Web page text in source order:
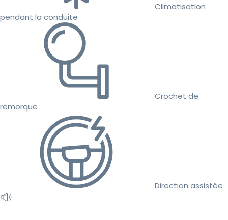
Climatisation
pendant la conduite
Crochet de
remorque
Direction assistée